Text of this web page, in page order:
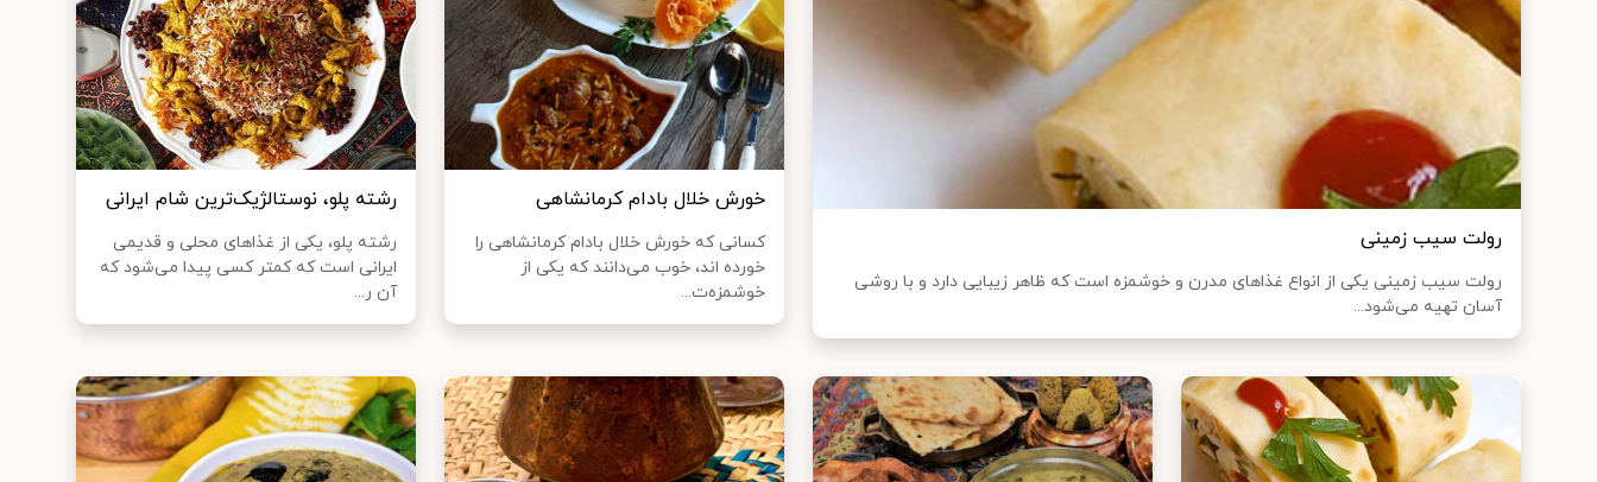
رولت سیب زمینی
رولت سیب زمینی یکی از انواع غذا‌های مدرن و خوشمزه است که ظاهر زیبایی دارد و با روشی
آسان تهیه می‌شود...
خورش خلال بادام کرمانشاهی
کسانی که خورش خلال بادام کرمانشاهی را
خورده اند، خوب می‌دانند که یکی از
خوشمزه‌ت...
رشته پلو، نوستالژیک‌ترین شام ایرانی‌
رشته پلو، یکی از غذا‌های محلی و قدیمی
ایرانی است که کمتر کسی پیدا می‌شود که
آن ر...